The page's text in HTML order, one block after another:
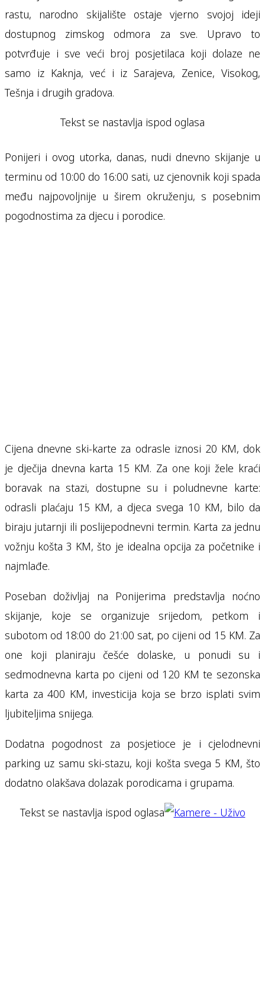
rastu, narodno skijalište ostaje vjerno svojoj ideji
dostupnog zimskog odmora za sve. Upravo to
potvrđuje i sve veći broj posjetilaca koji dolaze ne
samo iz Kaknja, već i iz Sarajeva, Zenice, Visokog,
Tešnja i drugih gradova.
Tekst se nastavlja ispod oglasa
Ponijeri i ovog utorka, danas, nudi dnevno skijanje u
terminu od 10:00 do 16:00 sati, uz cjenovnik koji spada
među najpovoljnije u širem okruženju, s posebnim
pogodnostima za djecu i porodice.
Cijena dnevne ski-karte za odrasle iznosi 20 KM, dok
je dječija dnevna karta 15 KM. Za one koji žele kraći
boravak na stazi, dostupne su i poludnevne karte:
odrasli plaćaju 15 KM, a djeca svega 10 KM, bilo da
biraju jutarnji ili poslijepodnevni termin. Karta za jednu
vožnju košta 3 KM, što je idealna opcija za početnike i
najmlađe.
Poseban doživljaj na Ponijerima predstavlja noćno
skijanje, koje se organizuje srijedom, petkom i
subotom od 18:00 do 21:00 sat, po cijeni od 15 KM. Za
one koji planiraju češće dolaske, u ponudi su i
sedmodnevna karta po cijeni od 120 KM te sezonska
karta za 400 KM, investicija koja se brzo isplati svim
ljubiteljima snijega.
Dodatna pogodnost za posjetioce je i cjelodnevni
parking uz samu ski-stazu, koji košta svega 5 KM, što
dodatno olakšava dolazak porodicama i grupama.
Tekst se nastavlja ispod oglasa